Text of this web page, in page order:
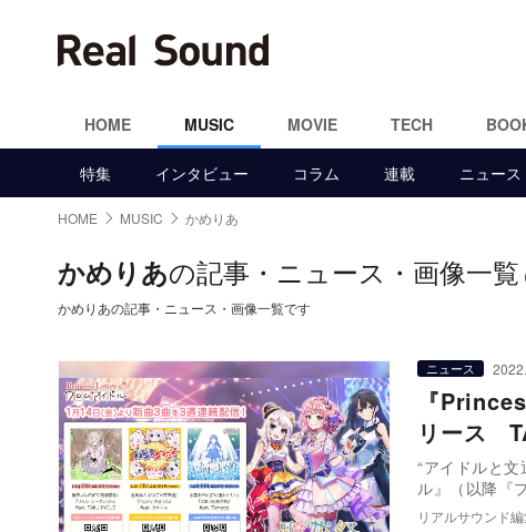
HOME MUSIC MOVIE TECH
特集 インタビュー コラム 連載 ニュース
HOME MUSIC かめりあ
かめりあの記事・ニュース・画像一覧
かめりあの記事・ニュース・画像一覧です
ニュース
『
リース
“アイドルと
ル』（以降『
リアルサウンド